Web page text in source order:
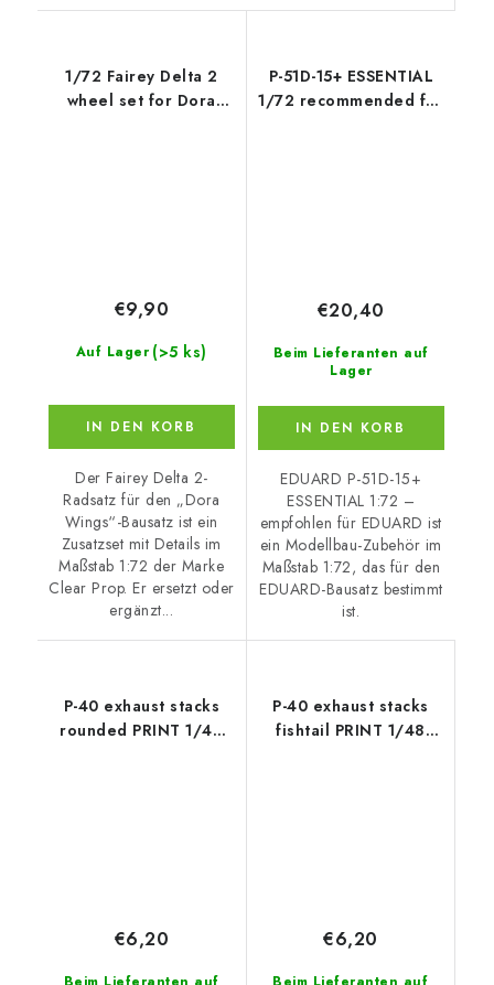
1/72 Fairey Delta 2
wheel set for Dora
Auf Lager (>5 ks)
€9,90
IN DEN KORB
Der Fairey Delta 2-
Radsatz für den „Dora
Wings“-Bausatz ist ein
Zusatzset mit Details im
Maßstab 1:72 der Marke
Clear Prop. Er ersetzt oder
ergänzt...
P-51D-15+ ESSENTIAL
1/72 recommended for
Beim Lieferanten auf
Lager
€20,40
IN DEN KORB
EDUARD P-51D-15+
ESSENTIAL 1:72 –
empfohlen für EDUARD ist
ein Modellbau-Zubehör im
Maßstab 1:72, das für den
EDUARD-Bausatz bestimmt
ist.
P-40 exhaust stacks
rounded PRINT 1/48
€6,20
P-40 exhaust stacks
fishtail PRINT 1/48
€6,20